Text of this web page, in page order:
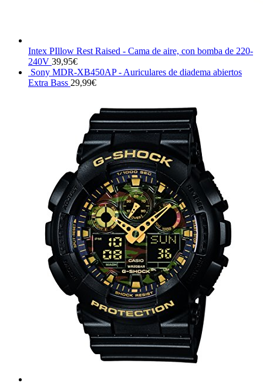
Intex PIllow Rest Raised - Cama de aire, con bomba de 220-
240V 39,95€
Sony MDR-XB450AP - Auriculares de diadema abiertos
Extra Bass 29,99€